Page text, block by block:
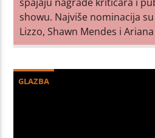
showu. Najviše nominacija
Lizzo, Shawn Mendes i
GLAZBA